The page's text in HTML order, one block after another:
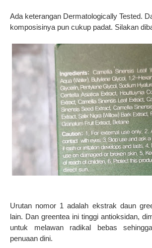
Ada keterangan Dermatologically Tested.
komposisinya pun cukup padat. Silakan
Urutan nomor 1 adalah ekstrak daun
lain. Dan greentea ini tinggi antioksidan,
untuk melawan radikal bebas
penuaan dini.